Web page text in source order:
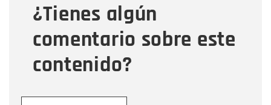
¿Tienes algún
comentario sobre este
contenido?
Mensaje